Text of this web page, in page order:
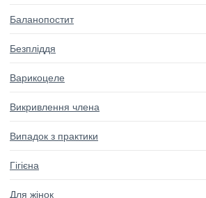
Баланопостит
Безпліддя
Варикоцеле
Викривлення члена
Випадок з практики
Гігієна
Для жінок